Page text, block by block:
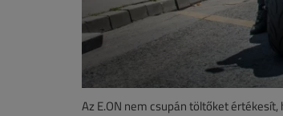
Az E.ON nem csupán töltőket